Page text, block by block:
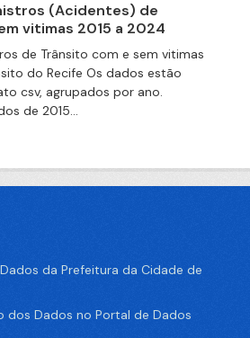
(Acidentes) de
vitimas 2015 a 2024
de Trânsito com e sem vitimas
do Recife Os dados estão
csv, agrupados por ano.
de 2015...
da Prefeitura da Cidade de
dos Dados no Portal de Dados